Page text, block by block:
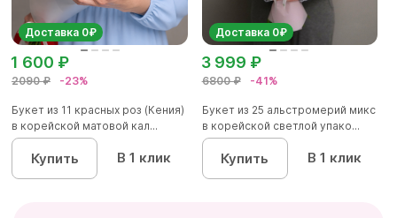
Доставка 0₽
2090 ₽ -23%
1 600 ₽
Букет из 11 красных роз (Кения)
в корейской матовой кал...
Купить В 1 клик
Доставка 0₽
6800 ₽ -41%
3 999 ₽
Букет из 25 альстромерий микс
в корейской светлой упако...
Купить В 1 клик